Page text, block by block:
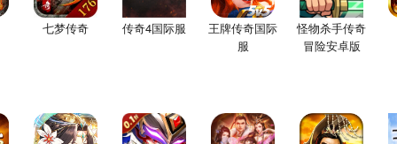
七梦传奇 传奇4国际服
王牌传奇国际
服
怪物杀手传奇
冒险安卓版